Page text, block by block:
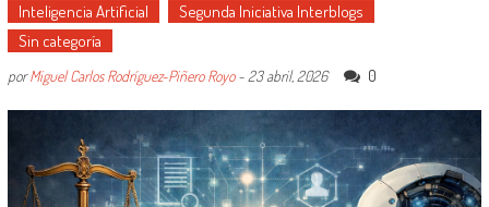
Inteligencia Artificial
Segunda Iniciativa Interblogs
Sin categoría
porMiguel Carlos Rodríguez-Piñero Royo- 23 abril, 2026 0